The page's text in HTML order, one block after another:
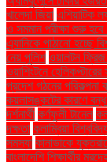
খালেদা জিয়া এশিয়াটিক
ও সমমান পরীক্ষা শুরু
এ্যানিকে পাঠানো হচ্ছে
নেয় পুলিশ ওয়ালটন ফ্রিজ
ওয়াশিংটনে
প্রদেশ গঠনের পরিকল্পনা
কয়লাসঙ্কটের কারণে বন্ধ
দর্শনার্থী কর্ণফুলী টানেল
দক্ষতা কলাম্বিয়া
সমস্যা কানাডাকে
বাংলাদেশি শিক্ষার্থীর